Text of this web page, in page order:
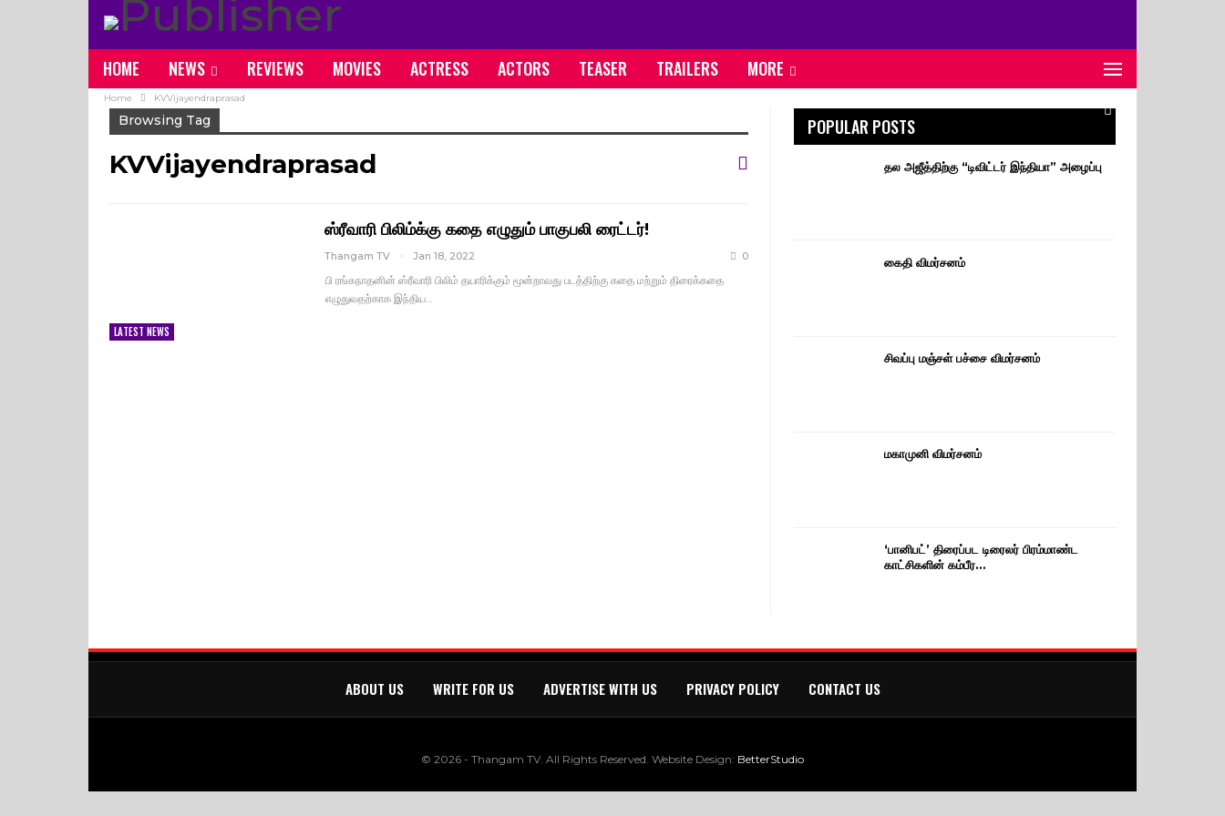
HOME NEWS REVIEWS MOVIES ACTRESS ACTORS TEASER TRAILERS MORE
Home KVVijayendraprasad
Browsing Tag
KVVijayendraprasad
LATEST NEWS
ஸ்ரீவாரி பிலிம்க்கு கதை எழுதும் பாகுபலி ரைட்டர்!
Thangam TV Jan 18, 2022 0
பி ரங்கநாதனின் ஸ்ரீவாரி பிலிம் தயாரிக்கும் மூன்றாவது படத்திற்கு கதை மற்றும் திரைக்கதை
எழுதுவதற்காக இந்திய…
POPULAR POSTS
தல அஜீத்திற்கு “டிவிட்டர் இந்தியா” அழைப்பு
கைதி விமர்சனம்
சிவப்பு மஞ்சள் பச்சை விமர்சனம்
மகாமுனி விமர்சனம்
‘பானிபட்’ திரைப்பட டிரைலர் பிரம்மாண்ட
காட்சிகளின் கம்பீர…
ABOUT US WRITE FOR US ADVERTISE WITH US PRIVACY POLICY CONTACT US
© 2026 - Thangam TV. All Rights Reserved. Website Design: BetterStudio